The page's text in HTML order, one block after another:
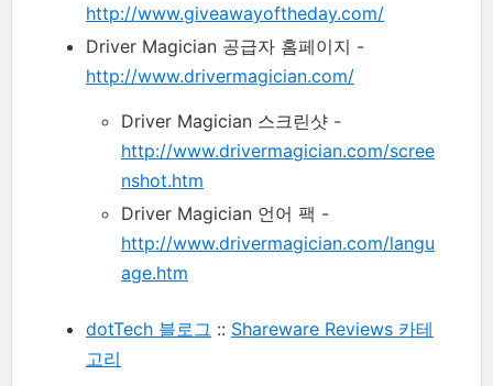
http://www.giveawayoftheday.com/
Driver Magician 공급자 홈페이지 -
http://www.drivermagician.com/
Driver Magician 스크린샷 -
http://www.drivermagician.com/scree
nshot.htm
Driver Magician 언어 팩 -
http://www.drivermagician.com/langu
age.htm
dotTech 블로그 :: Shareware Reviews 카테
고리